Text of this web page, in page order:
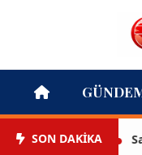
SON DAKİKA